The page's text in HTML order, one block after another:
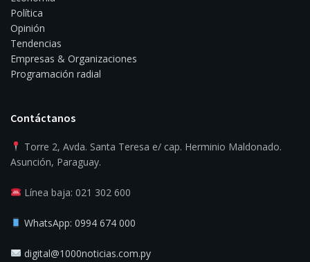
Política
Opinión
Tendencias
Empresas & Organizaciones
Programación radial
Contáctanos
Torre 2, Avda. Santa Teresa e/ cap. Herminio Maldonado.
Asunción, Paraguay.
Línea baja: 021 302 600
WhatsApp: 0994 674 000
digital@1000noticias.com.py